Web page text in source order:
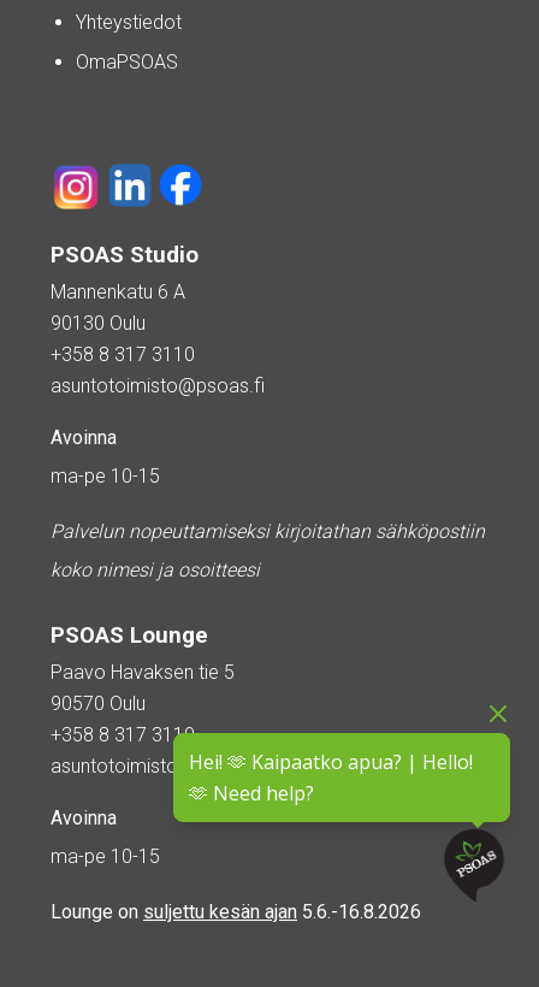
Hei! 🫶 Kaipaatko apua? | Hello!
🫶 Need help?
Yhteystiedot
OmaPSOAS
PSOAS Studio
Mannenkatu 6 A
90130 Oulu
+358 8 317 3110
asuntotoimisto@psoas.fi
Avoinna
ma-pe 10-15
Palvelun nopeuttamiseksi kirjoitathan sähköpostiin
koko nimesi ja osoitteesi
PSOAS Lounge
Paavo Havaksen tie 5
90570 Oulu
+358 8 317 3110
asuntotoimisto@psoas.fi
Avoinna
ma-pe 10-15
Lounge on suljettu kesän ajan 5.6.-16.8.2026